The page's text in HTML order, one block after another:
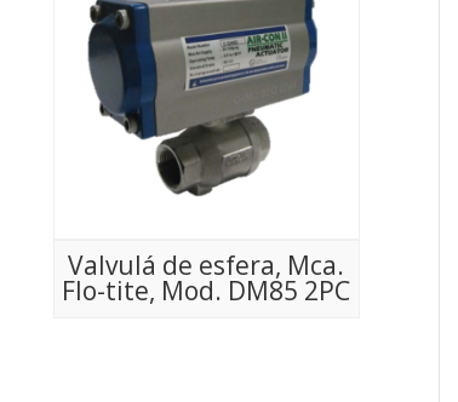
Valvulá de esfera, Mca.
Flo-tite, Mod. DM85 2PC